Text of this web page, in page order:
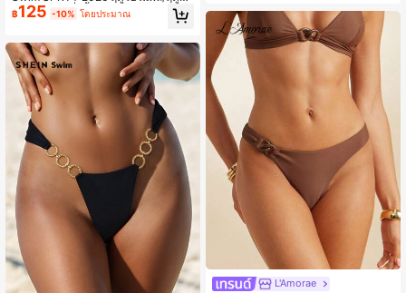
น กางเกงบิกินี่สีพื้นแบบใหม่
฿125 -10% โดยประมาณ
L'Amorae